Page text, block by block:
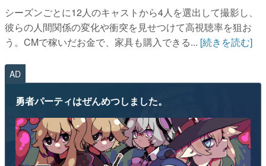
その他
電ファミニコゲーマーとは？
運営：株式会社マレ
シーズンごとに12人のキャストから4人を選出して撮影し、
彼らの人間関係の変化や衝突を見せつけて高視聴率を狙お
う。CMで稼いだお金で、家具も購入できる... [続きを読む]
AD
勇者パーティはぜんめつしました。